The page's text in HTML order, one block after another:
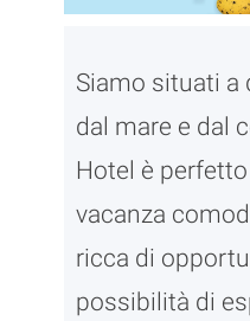
Siamo situati a
dal mare e dal
Hotel è
vacanza
ricca di
possibilità di